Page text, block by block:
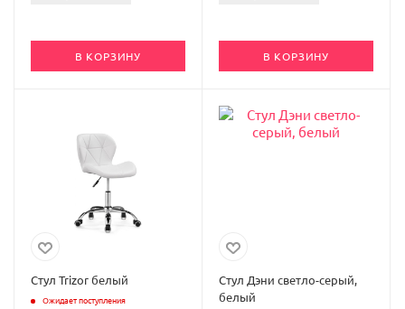
В КОРЗИНУ В КОРЗИНУ
Стул Trizor белый
Ожидает поступления
Стул Дэни светло-серый,
белый